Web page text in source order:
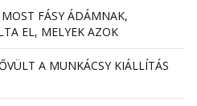
FÁSY ÁDÁMNAK,
EL, MELYEK AZOK
A MUNKÁCSY KIÁLLÍTÁS